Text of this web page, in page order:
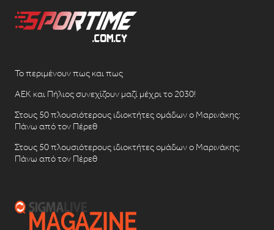
Το περιμένουν πως και πως
ΑΕΚ και Πήλιος συνεχίζουν μαζί μέχρι το 2030!
Στους 50 πλουσιότερους ιδιοκτήτες ομάδων ο Μαρινάκης:
Πάνω από τον Πέρεθ
Στους 50 πλουσιότερους ιδιοκτήτες ομάδων ο Μαρινάκης:
Πάνω από τον Πέρεθ